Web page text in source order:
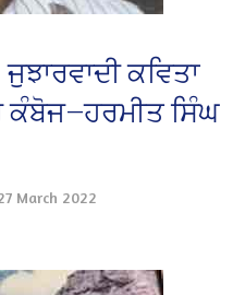
ਕਵਿਤਾ
ਕੰਬੋਜ—ਹਰਮੀਤ ਸਿੰਘ
March 2022